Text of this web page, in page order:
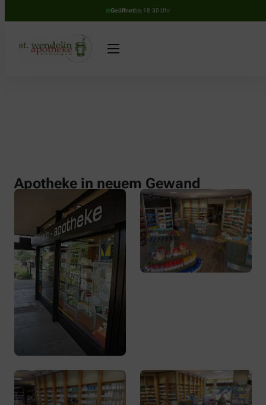
Geöffnetbis 18:30 Uhr
Apotheke in neuem Gewand